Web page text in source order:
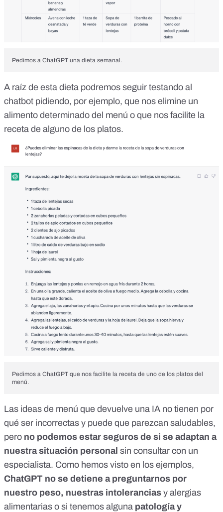
Pedimos a ChatGPT una dieta semanal.
A raíz de esta dieta podremos seguir testando al
chatbot pidiendo, por ejemplo, que nos elimine un
alimento determinado del menú o que nos facilite la
receta de alguno de los platos.
Pedimos a ChatGPT que nos facilite la receta de uno de los platos del
menú.
Las ideas de menú que devuelve una IA no tienen por
qué ser incorrectas y puede que parezcan saludables,
pero no podemos estar seguros de si se adaptan a
nuestra situación personal sin consultar con un
especialista. Como hemos visto en los ejemplos,
ChatGPT no se detiene a preguntarnos por
nuestro peso, nuestras intolerancias y alergias
alimentarias o si tenemos alguna patología y